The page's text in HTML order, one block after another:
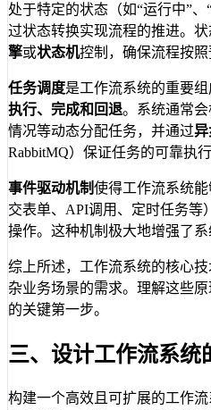
处于特定的状态（如“运行中”
过状态转换实现流程的推进。
擎或状态机控制，确保流程按照
任务调度是工作流系统的重要
执行、完成和回退。系统通常
情况等动态分配任务，并通过异
RabbitMQ）保证任务的可靠执行
事件驱动机制使得工作流系统
交表单、API调用、定时任务等
操作。这种机制极大地增强了系
综上所述，工作流系统的核心
杂业务场景的需求。理解这些
的关键第一步。
三、设计工作流系统
构建一个高效且可扩展的工作